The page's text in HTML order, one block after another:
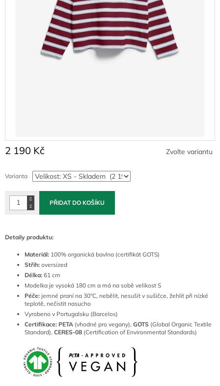
2 190 Kč
cena:
Zvolte variantu
Varianta
PŘIDAT DO KOŠÍKU
Detaily produktu:
Materiál: 100% organická bavlna (certifikát GOTS)
Střih: oversized
Délka: 61 cm
Modelka je vysoká 180 cm a má na sobě velikost S
Péče: jemné praní na 30°C, nebělit, nesušit v sušičce, žehlit při nízké
teplotě, nečistit nasucho
Vyrobeno v Portugalsku (Barcelos)
Certifikace: PETA (vhodné pro vegany), GOTS (Global Organic Textile
Standard), CERES-08 (Certification of Environmental Standards)